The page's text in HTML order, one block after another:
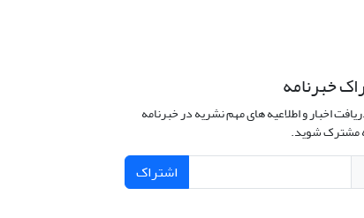
خبرنامه
اخبار و اطلاعیه های مهم نشریه در خبرنامه
مشترک شوید.
اشتراک